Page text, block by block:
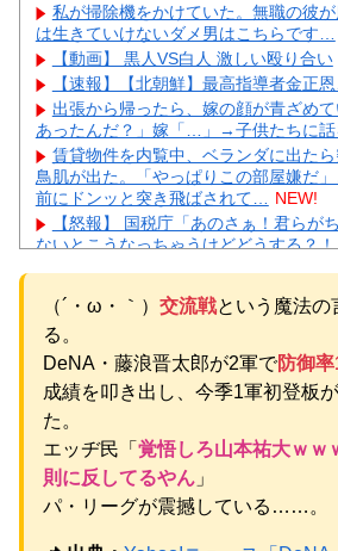
私が掃除機をかけていた。無職の彼
は生きていけないダメ男はこちらです…
【動画】 黒人VS白人 激しい殴り合い
【速報】【北朝鮮】最高指導者金正
出張から帰ったら、嫁の顔が青ざめ
あったんだ？」嫁「…」→子供たちに話
賃貸物件を内覧中、ベランダに出た
鳥肌が出た。「やっぱりこの部屋嫌だ
前にドンッと突き飛ばされて…
NEW!
【怒報】 国税庁「あのさぁ！君らが
ないとこうなっちゃうけどどうする？
ぎやろ！ NEW!
【衝撃】 大阪府警、ミナミの“ベトナ
た結果・・・・・・ NEW!
【悲報】彼氏の浮気に激怒→賃貸を
た女性にガル民総ツッコミｗｗｗ NEW!
【物議】水川かたまりの授乳姿に“子
「私も足組んでた」大合唱ｗｗｗ NEW!
元AKB社長、22億円申告漏れ 乃木坂
パチンコ京楽産業に譲渡【ノース・リバ
パチンコ京楽産業に譲渡【ノース・リ
（´・ω・｀） 交流戦という魔法の
る。
DeNA・藤浪晋太郎が2軍で防御
成績を叩き出し、今季1軍初登板
た。
エッヂ民「 覚悟しろ山本祐大ｗｗ
則に反してるやん 」
パ・リーグが震撼している……。